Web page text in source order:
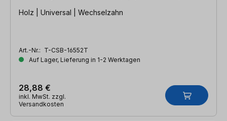
Holz | Universal | Wechselzahn
Art.-Nr.: T-CSB-16552T
Auf Lager, Lieferung in 1-2 Werktagen
28,88 €
inkl. MwSt. zzgl.
Versandkosten